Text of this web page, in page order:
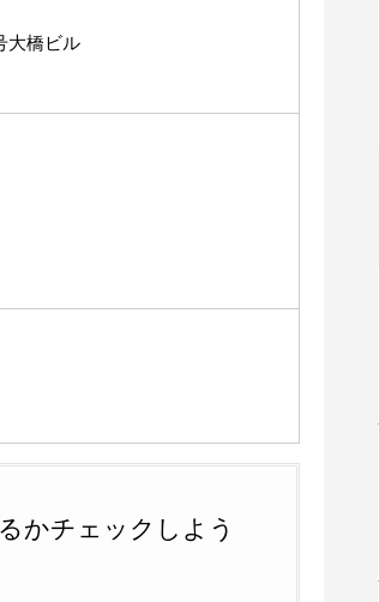
大橋ビル
かチェックしよう